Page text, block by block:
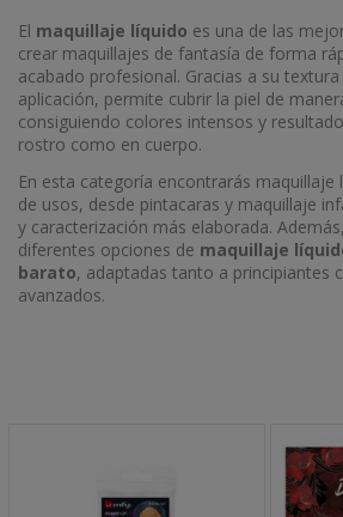
El maquillaje líquido es una de las
crear maquillajes de fantasía de forma
acabado profesional. Gracias a su
aplicación, permite cubrir la piel de
consiguiendo colores intensos y
rostro como en cuerpo.
En esta categoría encontrarás
de usos, desde pintacaras y maquillaje
y caracterización más elaborada.
diferentes opciones de maquillaje
barato, adaptadas tanto a principiantes
avanzados.